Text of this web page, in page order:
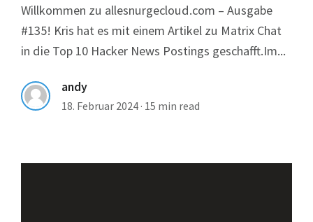
Willkommen zu allesnurgecloud.com – Ausgabe
#135! Kris hat es mit einem Artikel zu Matrix Chat
in die Top 10 Hacker News Postings geschafft.Im...
andy
18. Februar 2024 · 15 min read